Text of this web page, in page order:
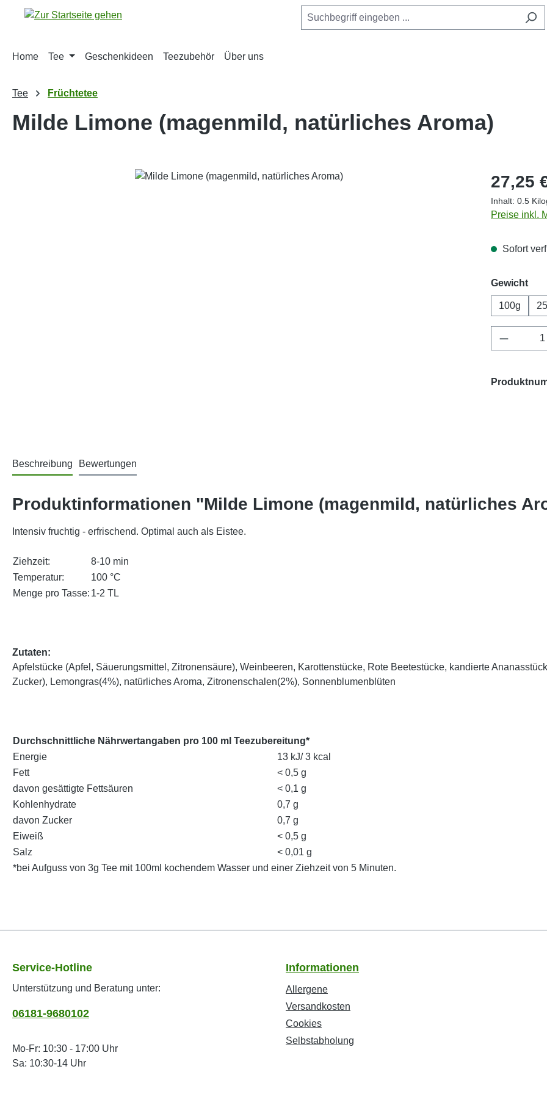
Hauptinhalt springen
Zur Suche springen
Zur Hauptnavigation springen
Home Tee Geschenkideen Teezubehör Über uns
Tee Früchtetee
Milde Limone (magenmild, natürliches Aroma)
Regulärer
27,25
Inhalt: 0.5
Preise inkl.
Sofort
Gewicht
100g
Beschreibung Bewertungen
Produktinformationen "Milde Limone (magenmild, natürliches
Intensiv fruchtig - erfrischend. Optimal auch als Eistee.
Ziehzeit:
8-10 min
Temperatur:
100 °C
Menge pro Tasse: 1-2 TL
Zutaten:
Apfelstücke (Apfel, Säuerungsmittel, Zitronensäure), Weinbeeren, Karottenstücke, Rote Beetestücke, kandierte
Zucker), Lemongras(4%), natürliches Aroma, Zitronenschalen(2%), Sonnenblumenblüten
Durchschnittliche Nährwertangaben pro 100 ml Teezubereitung*
Energie
13 kJ/ 3 kcal
Fett
< 0,5 g
davon gesättigte Fettsäuren
< 0,1 g
Kohlenhydrate
0,7 g
davon Zucker
0,7 g
Eiweiß
< 0,5 g
Salz
< 0,01 g
*bei Aufguss von 3g Tee mit 100ml kochendem Wasser und einer Ziehzeit von 5 Minuten.
Service-Hotline
Unterstützung und Beratung unter:
06181-9680102
Mo-Fr: 10:30 - 17:00 Uhr
Sa: 10:30-14 Uhr
Informationen
Allergene
Versandkosten
Cookies
Selbstabholung